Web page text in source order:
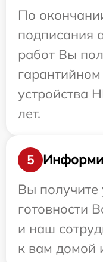
По
подписания
работ Вы
устройства
лет.
5
Вы получите
готовности
и наш
к вам домой